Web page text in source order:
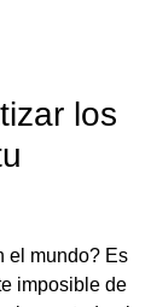
los
el mundo? Es
imposible de